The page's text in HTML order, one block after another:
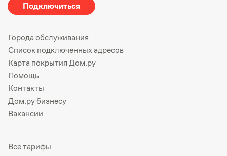
Подключиться
Города обслуживания
Список подключенных адресов
Карта покрытия Дом.ру
Помощь
Контакты
Дом.ру бизнесу
Вакансии
Все тарифы